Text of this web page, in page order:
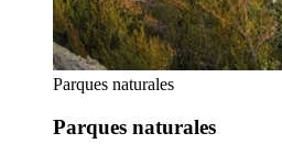
Parques naturales
Parques naturales